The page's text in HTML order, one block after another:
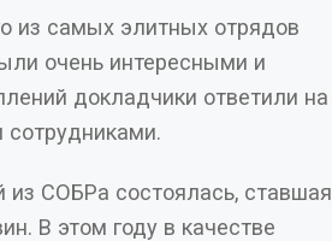
из самых элитных отрядов
СОБРа состоялась, ставшая